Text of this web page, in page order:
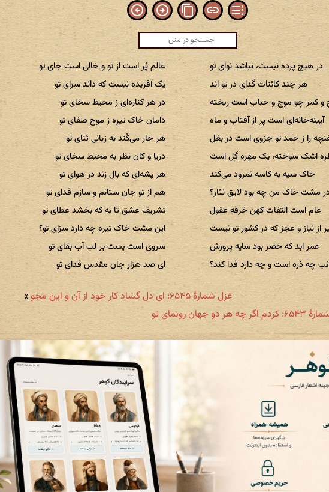
در هیچ پرده نیست، نباشد نوای تو
عالم پُر است از تو و خالی است جای تو
هر چند کائنات گدای در تو اند
یک آفریده نیست که داند سرای تو
و کمر چو موج و حباب است ریخته
در هر کناره‌ای ز محیط سخای تو
آیینه‌خانه‌ای است پر از آفتاب و ماه
دامان خاک تیره ز موج صفای تو
را ز حمد تو جزوی است در بغل
هر خار می‌کُند به زبانی ثنای تو
اشک سوخته، یک مهره گِل است
دریا و کان نظر به محیط سخای تو
خاک سیه به کاسه نمرود می‌کند
هر پشه‌ای که بال زند در هوای تو
مشت خاک من چه بود لایق نثار؟
هم از تو جان ستانم و سازم فدای تو
عام است التفات کهن خرقه عقول
تشریف عشق تا به که بخشد عطای تو
از نیاز و عجز که در کشور تو نیست
این مشت خاک تیره چه دارد سزای تو؟
عمر ابد که خضر بود سایه پرورش
سروی است پست بر لب آب بقای تو
چه ذره است و چه دارد فدا کند؟
ای صد هزار جان مقدس فدای تو
غزل شمارهٔ ۶۵۴۵: ای دل گشاد کار خود از آن و این مجو
»
هر دو جهان رونمای تو